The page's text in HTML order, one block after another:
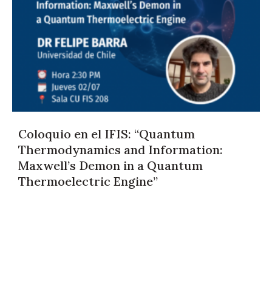
Coloquio en el IFIS: “Quantum
Thermodynamics and Information:
Maxwell’s Demon in a Quantum
Thermoelectric Engine”